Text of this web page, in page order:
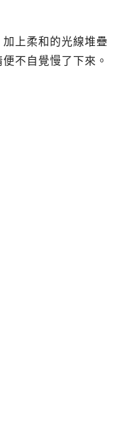
上柔和的光線堆疊
不自覺慢了下來。